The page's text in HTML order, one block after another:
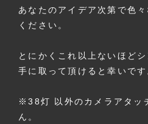
あなたのアイデア次第で色
ください。
とにかくこれ以上ないほど
手に取って頂けると幸いです
※38灯 以外のカメラアタッ
ん。